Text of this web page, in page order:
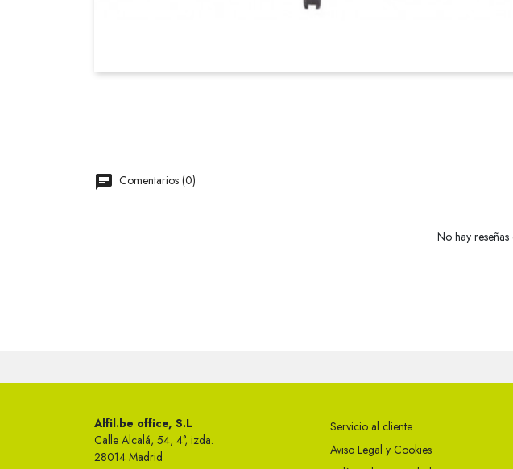
Comentarios (0)
No hay
Alfil.be office, S.L
Calle Alcalá, 54, 4°, izda.
28014 Madrid
Servicio al cliente
Aviso Legal y Cookies